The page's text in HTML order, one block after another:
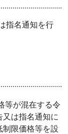
指名通知を行
等が混在する令
は指名通知に
制限価格等を設